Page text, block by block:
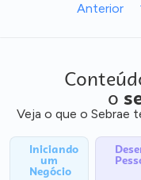
Anterior
o
Veja o que o Sebrae
Iniciando
um
Negócio